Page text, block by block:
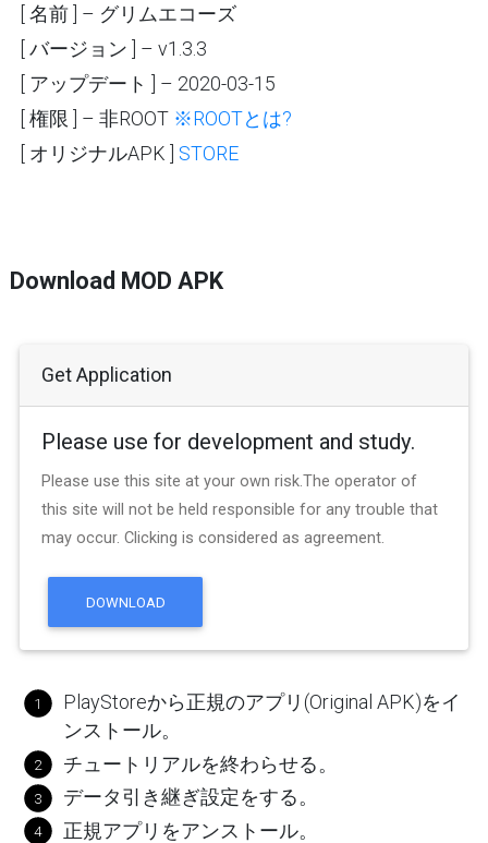
[ 名前 ] – グリムエコーズ
[ バージョン ] – v1.3.3
[ アップデート ] – 2020-03-15
[ 権限 ] – 非ROOT ※ROOTとは?
[ オリジナルAPK ] STORE
Download MOD APK
Get Application
Please use for development and study.
Please use this site at your own risk.The operator of
this site will not be held responsible for any trouble that
may occur. Clicking is considered as agreement.
DOWNLOAD
PlayStoreから正規のアプリ(Original APK)をイ
ンストール。
チュートリアルを終わらせる。
データ引き継ぎ設定をする。
正規アプリをアンストール。